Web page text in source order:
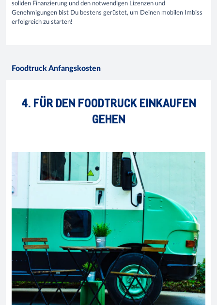
soliden Finanzierung und den notwendigen Lizenzen und
Genehmigungen bist Du bestens gerüstet, um Deinen mobilen Imbiss
erfolgreich zu starten!
Foodtruck Anfangskosten
4. FÜR DEN FOODTRUCK EINKAUFEN
GEHEN